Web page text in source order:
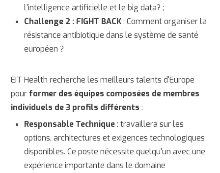
l'intelligence artificielle et le big data? ;
Challenge 2 : FIGHT BACK: Comment organiser la
résistance antibiotique dans le système de santé
européen ?
EIT Health recherche les meilleurs talents d'Europe
pour former des équipes composées de membres
individuels de 3 profils différents:
Responsable Technique: travaillera sur les
options, architectures et exigences technologiques
disponibles. Ce poste nécessite quelqu'un avec une
expérience importante dans le domaine